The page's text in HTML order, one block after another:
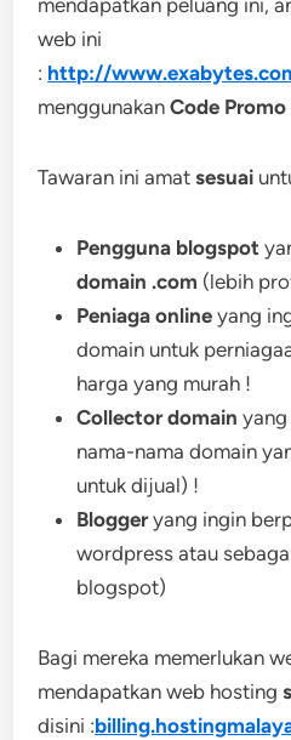
web ini
: http://
menggunakan Code Promo
Tawaran ini amatsesuai
Pengguna blogspot
domain .com (lebih
Peniaga online yang
domain untuk
harga yang murah !
Collector domain
nama-nama domain
untuk dijual) !
Bloggeryang ingin
wordpress atau
blogspot)
Bagi mereka memerlukan
mendapatkan web hosting
disini :